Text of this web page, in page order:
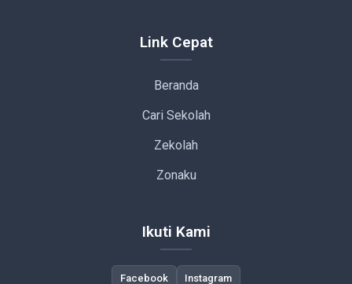
Link Cepat
Beranda
Cari Sekolah
Zekolah
Zonaku
Ikuti Kami
Facebook Instagram